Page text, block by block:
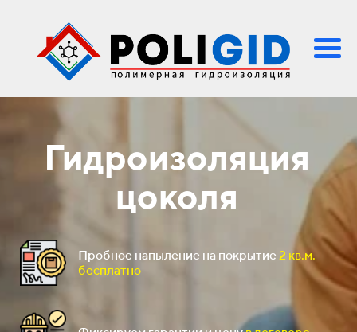
Гидроизоляция
цоколя
Пробное напыление на покрытие 2 кв.м.
бесплатно